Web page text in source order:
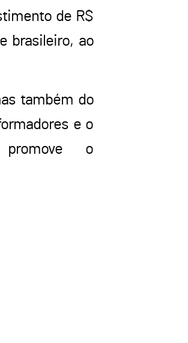
de R$
brasileiro, ao
também do
e o
o